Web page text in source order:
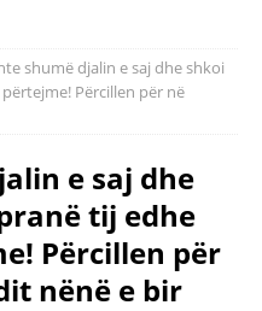
shumë djalin e saj dhe shkoi
Përcillen për në
e saj dhe
tij edhe
Përcillen për
nënë e bir